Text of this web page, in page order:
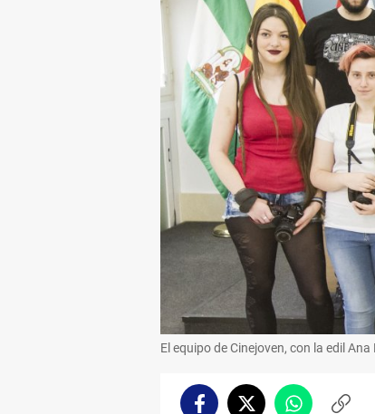
El equipo de Cinejoven, con la edil
FacebookTwitterWhatsappCopiar